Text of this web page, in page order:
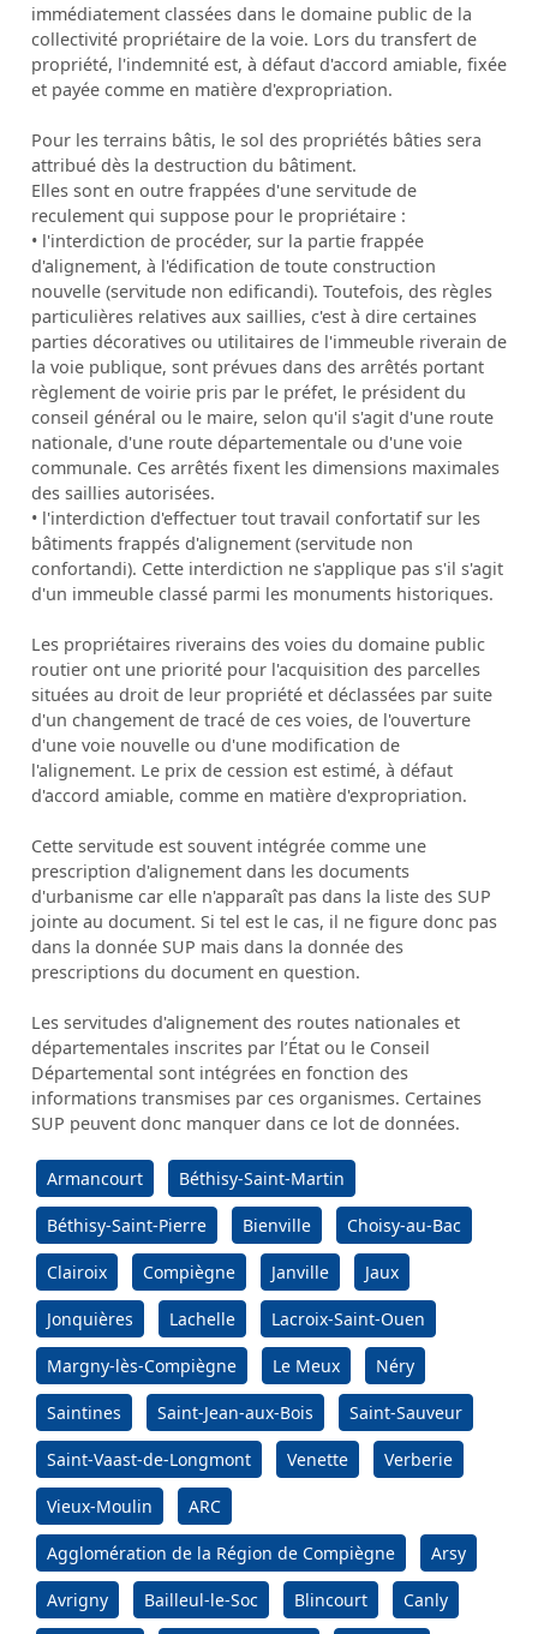
immédiatement classées dans le domaine public de la
collectivité propriétaire de la voie. Lors du transfert de
propriété, l'indemnité est, à défaut d'accord amiable, fixée
et payée comme en matière d'expropriation.
Pour les terrains bâtis, le sol des propriétés bâties sera
attribué dès la destruction du bâtiment.
Elles sont en outre frappées d'une servitude de
reculement qui suppose pour le propriétaire :
• l'interdiction de procéder, sur la partie frappée
d'alignement, à l'édification de toute construction
nouvelle (servitude non edificandi). Toutefois, des règles
particulières relatives aux saillies, c'est à dire certaines
parties décoratives ou utilitaires de l'immeuble riverain de
la voie publique, sont prévues dans des arrêtés portant
règlement de voirie pris par le préfet, le président du
conseil général ou le maire, selon qu'il s'agit d'une route
nationale, d'une route départementale ou d'une voie
communale. Ces arrêtés fixent les dimensions maximales
des saillies autorisées.
• l'interdiction d'effectuer tout travail confortatif sur les
bâtiments frappés d'alignement (servitude non
confortandi). Cette interdiction ne s'applique pas s'il s'agit
d'un immeuble classé parmi les monuments historiques.
Les propriétaires riverains des voies du domaine public
routier ont une priorité pour l'acquisition des parcelles
situées au droit de leur propriété et déclassées par suite
d'un changement de tracé de ces voies, de l'ouverture
d'une voie nouvelle ou d'une modification de
l'alignement. Le prix de cession est estimé, à défaut
d'accord amiable, comme en matière d'expropriation.
Cette servitude est souvent intégrée comme une
prescription d'alignement dans les documents
d'urbanisme car elle n'apparaît pas dans la liste des SUP
jointe au document. Si tel est le cas, il ne figure donc pas
dans la donnée SUP mais dans la donnée des
prescriptions du document en question.
Les servitudes d'alignement des routes nationales et
départementales inscrites par l’État ou le Conseil
Départemental sont intégrées en fonction des
informations transmises par ces organismes. Certaines
SUP peuvent donc manquer dans ce lot de données.
Armancourt Béthisy-Saint-Martin
Béthisy-Saint-Pierre Bienville Choisy-au-Bac
Clairoix Compiègne Janville Jaux
Jonquières Lachelle Lacroix-Saint-Ouen
Margny-lès-Compiègne Le Meux Néry
Saintines Saint-Jean-aux-Bois Saint-Sauveur
Saint-Vaast-de-Longmont Venette Verberie
Vieux-Moulin ARC
Agglomération de la Région de Compiègne Arsy
Avrigny Bailleul-le-Soc Blincourt Canly